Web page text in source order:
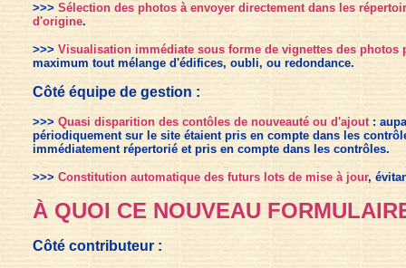
>>> Sélection des photos à envoyer directement dans les
d'origine.
>>> Visualisation immédiate sous forme de vignettes des photos
maximum tout mélange d'édifices, oubli, ou redondance.
Côté équipe de gestion :
>>> Quasi disparition des contôles de nouveauté ou d'ajout:
périodiquement sur le site étaient pris en compte dans les
immédiatement répertorié et pris en compte dans les contrôles.
>>> Constitution automatique des futurs lots de mise à jour,
À QUOI CE NOUVEAU
Côté contributeur :